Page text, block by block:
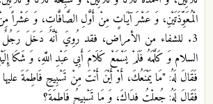
الْمُعَوِّذَتَيْنِ، وَ عَشْرَ آيَاتٍ مِنْ أَوَّلِ الصَّافَّاتِ، وَ عَشْراً
3. للشفاء من الأمراض، فقد رُوِيَ أنَّهُ دَخَلَ رَجُلٌ
السلام وَ كَلَّمَهُ فَلَمْ يَسْمَعْ كَلَامَ أَبِي عَبْدِ اللَّهِ، وَ شَكَا
فَقَالَ لَهُ: "مَا يَمْنَعُكَ، أَوْ أَيْنَ أَنْتَ مِنْ تَسْبِيحِ‏ فَاطِمَةَ
فَقَالَ لَهُ: جُعِلْتُ فِدَاكَ، وَ مَا تَسْبِيحُ‏ فَاطِمَةَ؟